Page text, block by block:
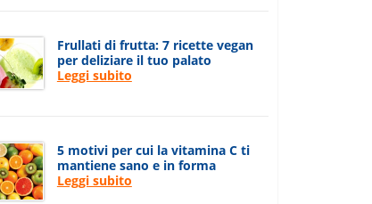
Frullati di frutta: 7 ricette vegan
per deliziare il tuo palato
Leggi subito
5 motivi per cui la vitamina C ti
mantiene sano e in forma
Leggi subito